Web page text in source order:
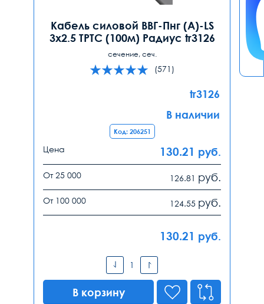
Кабель силовой ВВГ-Пнг (А)-LS
3х2.5 ТРТС (100м) Радиус tr3126
сечение, сеч.
(571)
tr3126
В наличии
Код: 206251
Цена 130.21 руб.
От 25 000 126.81 руб.
От 100 000 124.55 руб.
130.21 руб.
В корзину